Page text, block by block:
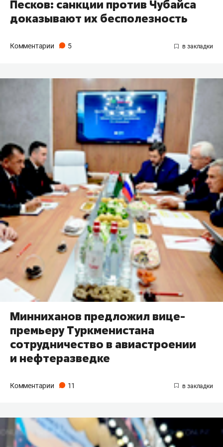
Песков: санкции против Чубайса
доказывают их бесполезность
Комментарии 5
Минниханов предложил вице-
премьеру Туркменистана
сотрудничество в авиастроении
и нефтеразведке
Комментарии 11